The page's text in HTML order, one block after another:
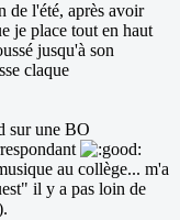
de l'été, après avoir
je place tout en haut
jusqu'à son
claque
sur une BO
au collège... m'a
il y a pas loin de